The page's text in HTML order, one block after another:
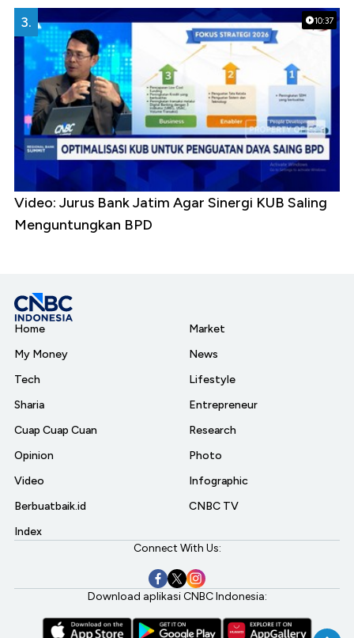
10:37
3.
Video: Jurus Bank Jatim Agar Sinergi KUB Saling
Menguntungkan BPD
Home
My Money
Tech
Sharia
Cuap Cuap Cuan
Opinion
Video
Berbuatbaik.id
Index
Market
News
Lifestyle
Entrepreneur
Research
Photo
Infographic
CNBC TV
Connect With Us:
Download aplikasi CNBC Indonesia: